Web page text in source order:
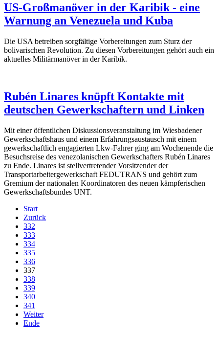
US-Großmanöver in der Karibik - eine
Warnung an Venezuela und Kuba
Die USA betreiben sorgfältige Vorbereitungen zum Sturz der
bolivarischen Revolution. Zu diesen Vorbereitungen gehört auch ein
aktuelles Militärmanöver in der Karibik.
Rubén Linares knüpft Kontakte mit
deutschen Gewerkschaftern und Linken
Mit einer öffentlichen Diskussionsveranstaltung im Wiesbadener
Gewerkschaftshaus und einem Erfahrungsaustausch mit einem
gewerkschaftlich engagierten Lkw-Fahrer ging am Wochenende die
Besuchsreise des venezolanischen Gewerkschafters Rubén Linares
zu Ende. Linares ist stellvertretender Vorsitzender der
Transportarbeitergewerkschaft FEDUTRANS und gehört zum
Gremium der nationalen Koordinatoren des neuen kämpferischen
Gewerkschaftsbundes UNT.
Start
Zurück
332
333
334
335
336
337
338
339
340
341
Weiter
Ende